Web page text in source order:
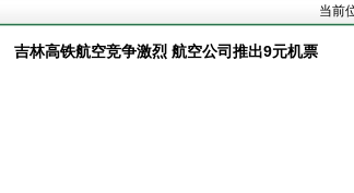
当前
吉林高铁航空竞争激烈 航空公司推出9元机票